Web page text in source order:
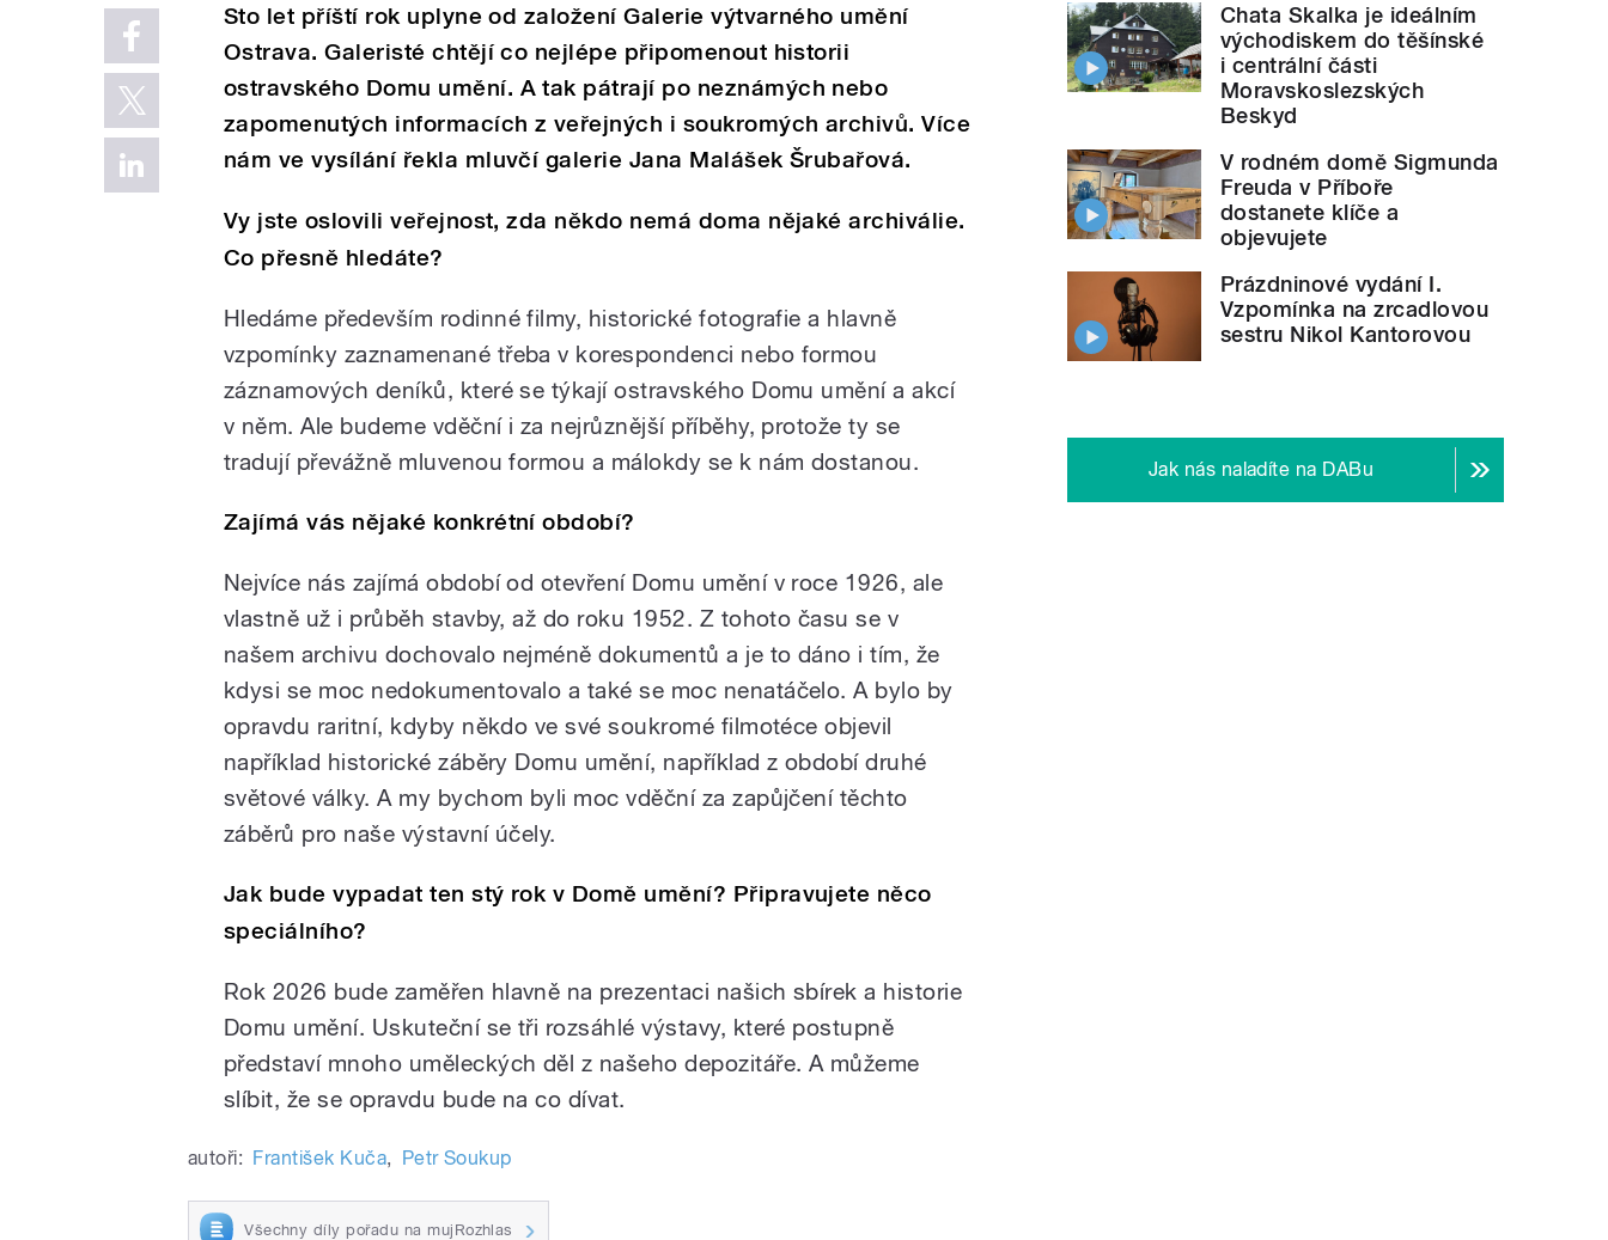
Sto let příští rok uplyne od založení Galerie výtvarného umění
Ostrava. Galeristé chtějí co nejlépe připomenout historii
ostravského Domu umění. A tak pátrají po neznámých nebo
zapomenutých informacích z veřejných i soukromých archivů. Více
nám ve vysílání řekla mluvčí galerie Jana Malášek Šrubařová.
Vy jste oslovili veřejnost, zda někdo nemá doma nějaké archiválie.
Co přesně hledáte?
Hledáme především rodinné filmy, historické fotografie a hlavně
vzpomínky zaznamenané třeba v korespondenci nebo formou
záznamových deníků, které se týkají ostravského Domu umění a akcí
v něm. Ale budeme vděční i za nejrůznější příběhy, protože ty se
tradují převážně mluvenou formou a málokdy se k nám dostanou.
Zajímá vás nějaké konkrétní období?
Nejvíce nás zajímá období od otevření Domu umění v roce 1926, ale
vlastně už i průběh stavby, až do roku 1952. Z tohoto času se v
našem archivu dochovalo nejméně dokumentů a je to dáno i tím, že
kdysi se moc nedokumentovalo a také se moc nenatáčelo. A bylo by
opravdu raritní, kdyby někdo ve své soukromé filmotéce objevil
například historické záběry Domu umění, například z období druhé
světové války. A my bychom byli moc vděční za zapůjčení těchto
záběrů pro naše výstavní účely.
Jak bude vypadat ten stý rok v Domě umění? Připravujete něco
speciálního?
Rok 2026 bude zaměřen hlavně na prezentaci našich sbírek a historie
Domu umění. Uskuteční se tři rozsáhlé výstavy, které postupně
představí mnoho uměleckých děl z našeho depozitáře. A můžeme
slíbit, že se opravdu bude na co dívat.
autoři: František Kuča, Petr Soukup
Všechny díly pořadu na mujRozhlas
Chata Skalka je ideálním
východiskem do těšínské
i centrální části
Moravskoslezských
Beskyd
V rodném domě Sigmunda
Freuda v Příboře
dostanete klíče a
objevujete
Prázdninové vydání I.
Vzpomínka na zrcadlovou
sestru Nikol Kantorovou
Jak nás naladíte na DABu